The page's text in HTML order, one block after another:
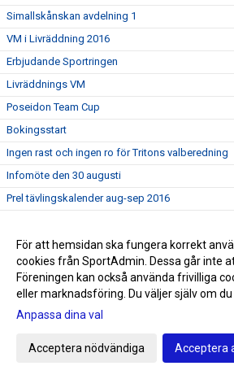
Simallskånskan avdelning 1
VM i Livräddning 2016
Erbjudande Sportringen
Livräddnings VM
Poseidon Team Cup
Bokingsstart
Ingen rast och ingen ro för Tritons valberedning
Infomöte den 30 augusti
Prel tävlingskalender aug-sep 2016
Hälsningar från Rio del 7
Hälsningar från Rio del 6
Hälsningar från Rio del 5
Hälsningar från Rio del 4
Hälsningar från Rio del 2
För att hemsidan ska fungera korrekt
cookies från SportAdmin. Dessa går inte
Föreningen kan också använda frivilliga
eller marknadsföring. Du väljer själv om du
Anpassa dina val
Acceptera nödvändiga Acceptera